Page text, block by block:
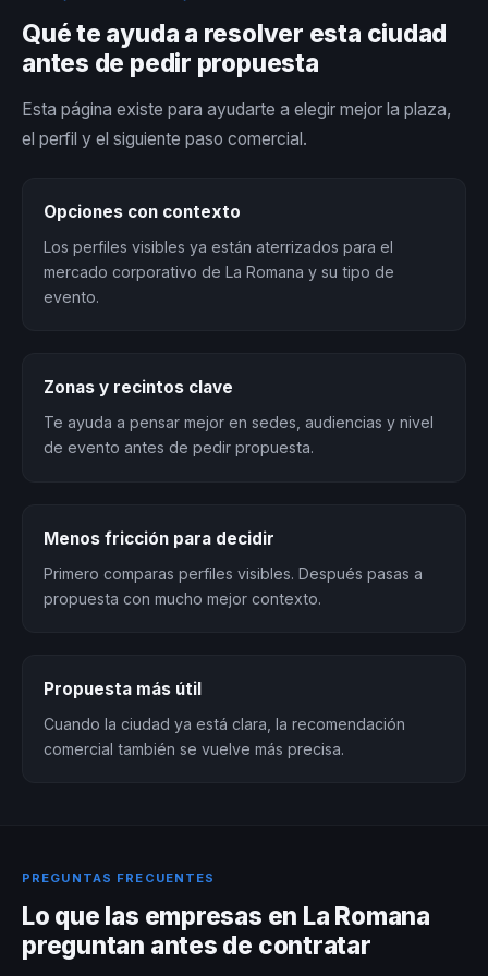
Qué te ayuda a resolver esta ciudad
antes de pedir propuesta
Esta página existe para ayudarte a elegir mejor la plaza,
el perfil y el siguiente paso comercial.
Opciones con contexto
Los perfiles visibles ya están aterrizados para el
mercado corporativo de La Romana y su tipo de
evento.
Zonas y recintos clave
Te ayuda a pensar mejor en sedes, audiencias y nivel
de evento antes de pedir propuesta.
Menos fricción para decidir
Primero comparas perfiles visibles. Después pasas a
propuesta con mucho mejor contexto.
Propuesta más útil
Cuando la ciudad ya está clara, la recomendación
comercial también se vuelve más precisa.
PREGUNTAS FRECUENTES
Lo que las empresas en La Romana
preguntan antes de contratar